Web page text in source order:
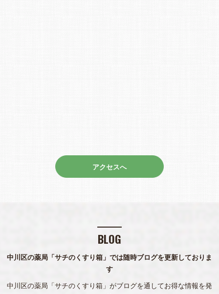
アクセスへ
中川区の薬局「サチのくすり箱」では随時ブログを更新しておりま
す
BLOG
中川区の薬局「サチのくすり箱」がブログを通してお得な情報を発